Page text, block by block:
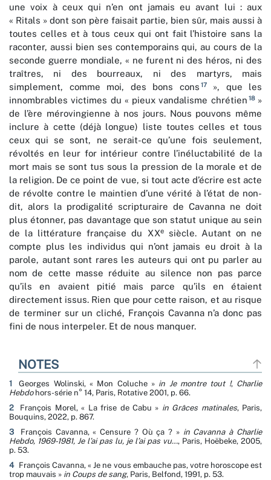
une voix à ceux qui n’en ont jamais eu avant lui : aux
« Ritals » dont son père faisait partie, bien sûr, mais aussi à
toutes celles et à tous ceux qui ont fait l’histoire sans la
raconter, aussi bien ses contemporains qui, au cours de la
seconde guerre mondiale, « ne furent ni des héros, ni des
traîtres, ni des bourreaux, ni des martyrs, mais
simplement, comme moi, des bons cons 17», que les
innombrables victimes du « pieux vandalisme chrétien 18»
de l’ère mérovingienne à nos jours. Nous pouvons même
inclure à cette (déjà longue) liste toutes celles et tous
ceux qui se sont, ne serait-ce qu’une fois seulement,
révoltés en leur for intérieur contre l’inéluctabilité de la
mort mais se sont tus sous la pression de la morale et de
la religion. De ce point de vue, si tout acte d’écrire est acte
de révolte contre le maintien d’une vérité à l’état de non-
dit, alors la prodigalité scripturaire de Cavanna ne doit
plus étonner, pas davantage que son statut unique au sein
de la littérature française du XXesiècle. Autant on ne
compte plus les individus qui n’ont jamais eu droit à la
parole, autant sont rares les auteurs qui ont pu parler au
nom de cette masse réduite au silence non pas parce
qu’ils en avaient pitié mais parce qu’ils en étaient
directement issus. Rien que pour cette raison, et au risque
de terminer sur un cliché, François Cavanna n’a donc pas
fini de nous interpeler. Et de nous manquer.
NOTES
1 Georges Wolinski, « Mon Coluche » in Je montre tout !, Charlie
Hebdohors-série n° 14, Paris, Rotative 2001, p. 66.
2
François Morel, « La frise de Cabu » in Grâces matinales, Paris,
Bouquins, 2022, p. 867.
3
François Cavanna, « Censure ? Où ça ? » in Cavanna à Charlie
Hebdo, 1969-1981, Je l’ai pas lu, je l’ai pas vu…, Paris, Hoëbeke, 2005,
p. 53.
4 François Cavanna, « Je ne vous embauche pas, votre horoscope est
trop mauvais » in Coups de sang, Paris, Belfond, 1991, p. 53.